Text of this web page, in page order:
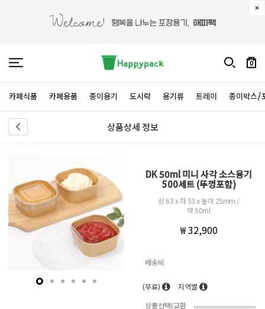
0
카페식품 카페용품 종이용기 도시락 용기류 트레이 종이박스/
상품상세 정보
DK 50ml 미니 사각 소스용기
500세트 (뚜껑포함)
상 63 x 하 53 x 높이 25mm /
약 50ml
₩ 32,900
배송비
(무료)
지역별
상품선택(교환